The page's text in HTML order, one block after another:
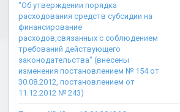
"Об утверждении порядка
расходования средств субсидии на
финансирование
расходов,связанных с соблюдением
требований действующего
законодательства" (внесены
изменения постановлением № 154 от
30.08.2012, постановлением от
11.12.2012 № 243)